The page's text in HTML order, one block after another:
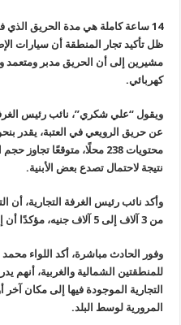
14 ساعة كاملة هي مدة الحريق
ظل تأكيد تجار المنطقة أن سيارات
مشيرين إلى أن الحريق مدبر ومتعمد
كهربائي.
ويقول “علي شكري”، نائب رئيس
محتويات 238 محلًا، متوقعًا
نتيجة لاحتمال تصدع بعض الأبنية.
وأكد نائب رئيس الغرفة التجارية، أن
من 3 آلاف إلى 5 آلاف جنيه، مؤكدًا أن إمكانية الغرفة لا تتحمل أكثر من ذلك
وفور الحادث مباشرة، أكد اللواء
للمنطقتين الشمالية والغربية، أنهم
التجارية الموجودة فيها إلى مكان
المرورية لوسط البلد.